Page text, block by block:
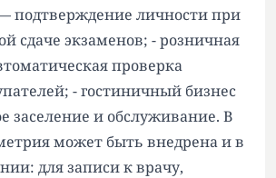
подтверждение личности при
сдаче экзаменов; - розничная
проверка
- гостиничный бизнес
заселение и обслуживание. В
может быть внедрена и в
для записи к врачу,